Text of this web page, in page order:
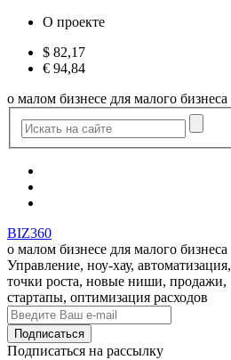
О проекте
$ 82,17
€ 94,84
о малом бизнесе для малого бизнеса
BIZ360
о малом бизнесе для малого бизнеса
Управление, ноу-хау, автоматизация,
точки роста, новые ниши, продажи,
стартапы, оптимизация расходов
Подписаться на рассылку